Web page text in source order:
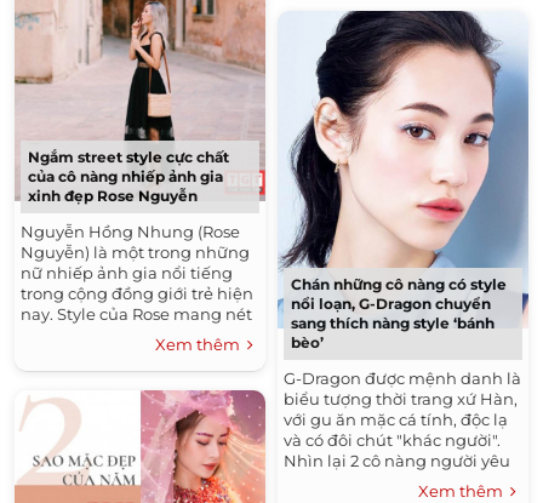
Ngắm street style cực chất
của cô nàng nhiếp ảnh gia
xinh đẹp Rose Nguyễn
Nguyễn Hồng Nhung (Rose
Nguyễn) là một trong những
nữ nhiếp ảnh gia nổi tiếng
trong cộng đồng giới trẻ hiện
nay. Style của Rose mang nét
phóng khoáng rất riêng, và
biến hóa khôn lường....
Xem thêm
Chán những cô nàng có style
nổi loạn, G-Dragon chuyển
sang thích nàng style ‘bánh
bèo’
G-Dragon được mệnh danh là
biểu tượng thời trang xứ Hàn,
với gu ăn mặc cá tính, độc lạ
và có đôi chút "khác người".
Nhìn lại 2 cô nàng người yêu
gần đây nhất của chàng...
Xem thêm